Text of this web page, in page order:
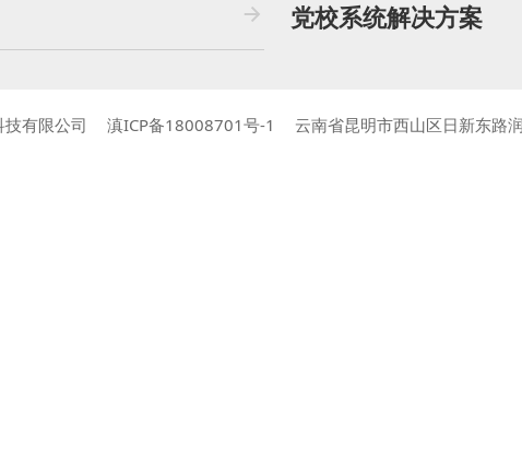
党校系统解决方案
有限公司 滇ICP备18008701号-1 云南省昆明市西山区日新东路